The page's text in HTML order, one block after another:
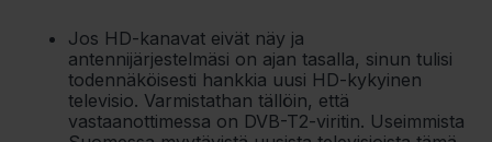
Jos HD-kanavat eivät näy ja
antennijärjestelmäsi on ajan tasalla, sinun tulisi
todennäköisesti hankkia uusi HD-kykyinen
televisio. Varmistathan tällöin, että
vastaanottimessa on DVB-T2-viritin. Useimmista